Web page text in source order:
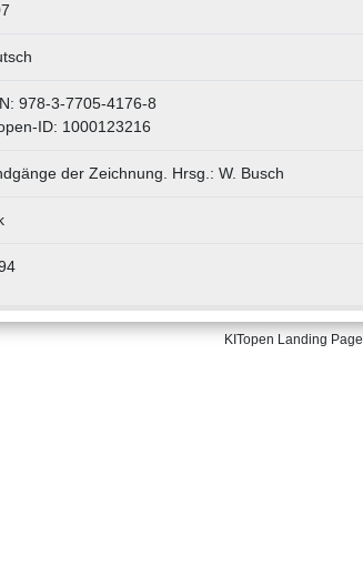
978-3-7705-4176-8
ID: 1000123216
der Zeichnung. Hrsg.: W. Busch
KITopen Landing Page